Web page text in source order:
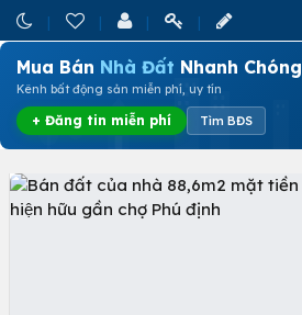
Mua Bán Nhà Đất Nhanh Chóng
Kênh bất động sản miễn phí, uy tín
+ Đăng tin miễn phí Tìm BĐS